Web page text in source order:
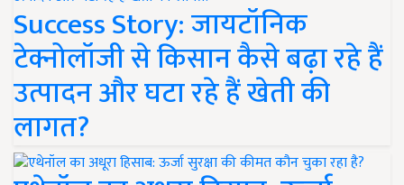
Success Story: जायटॉनिक
टेक्नोलॉजी से किसान कैसे बढ़ा रहे हैं
उत्पादन और घटा रहे हैं खेती की
लागत?